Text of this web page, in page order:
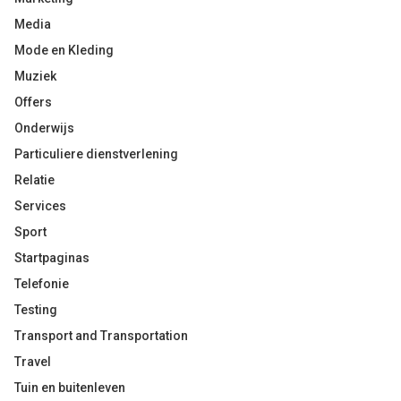
Media
Mode en Kleding
Muziek
Offers
Onderwijs
Particuliere dienstverlening
Relatie
Services
Sport
Startpaginas
Telefonie
Testing
Transport and Transportation
Travel
Tuin en buitenleven